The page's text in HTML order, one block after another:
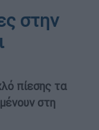
στην
πίεσης τα
στη